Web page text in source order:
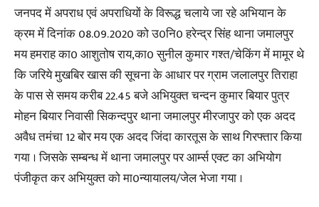
जनपद में अपराध एवं अपराधियों के विरूद्ध चलाये जा रहे अभियान के
क्रम में दिनांक 08.09.2020 को उ0नि0 हरेन्द्र सिंह थाना जमालपुर
मय हमराह का0 आशुतोष राय,का0 सुनील कुमार गश्त/चेकिंग में मामूर थे
कि जरिये मुखबिर खास की सूचना के आधार पर ग्राम जलालपुर तिराहा
के पास से समय करीब 22.45 बजे अभियुक्त चन्दन कुमार बियार पुत्र
मोहन बियार निवासी सिकन्दपुर थाना जमालपुर मीरजापुर को एक अदद
अवैध तमंचा 12 बोर मय एक अदद जिंदा कारतूस के साथ गिरफ्तार किया
गया । जिसके सम्बन्ध में थाना जमालपुर पर आर्म्स एक्ट का अभियोग
पंजीकृत कर अभियुक्त को मा0न्यायालय/जेल भेजा गया ।